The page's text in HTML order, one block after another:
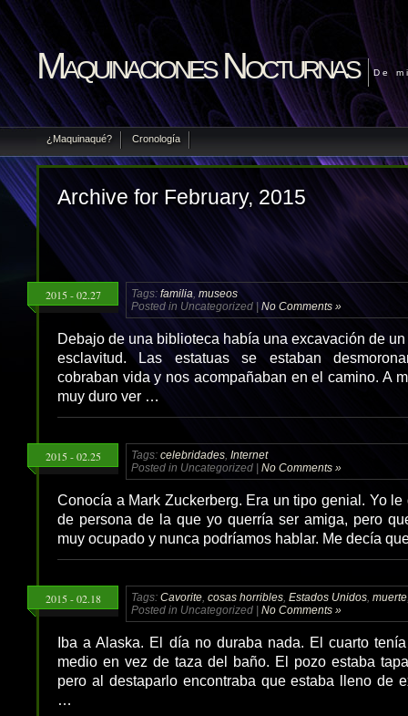
Maquinaciones Nocturnas De
¿Maquinaqué? Cronología
Archive for February, 2015
2015 - 02.27 Tags: familia museos
Posted in Uncategorized | No Comments »
Debajo de una biblioteca había una excavación de
esclavitud. Las estatuas se estaban
cobraban vida y nos acompañaban en el camino. A
muy duro ver …
2015 - 02.25 Tags: celebridades Internet
Posted in Uncategorized | No Comments »
Conocía a Mark Zuckerberg. Era un tipo genial. Yo
de persona de la que yo querría ser amiga, pero
muy ocupado y nunca podríamos hablar. Me decía
2015 - 02.18 Tags: Cavorite cosas horribles Estados Unidos muerte
Posted in Uncategorized | No Comments »
Iba a Alaska. El día no duraba nada. El cuarto
medio en vez de taza del baño. El pozo estaba
pero al destaparlo encontraba que estaba lleno de
…